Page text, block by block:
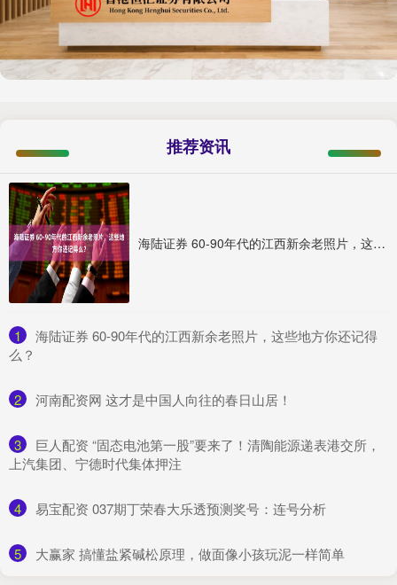
推荐资讯
海陆证券 60-90年代的江西新余老照片，这些地方你还记得么？
1
​海陆证券 60-90年代的江西新余老照片，这些地方你还记得
么？
2 ​河南配资网 这才是中国人向往的春日山居！
3
​巨人配资 “固态电池第一股”要来了！清陶能源递表港交所，
上汽集团、宁德时代集体押注
4 ​易宝配资 037期丁荣春大乐透预测奖号：连号分析
5 ​大赢家 搞懂盐紧碱松原理，做面像小孩玩泥一样简单